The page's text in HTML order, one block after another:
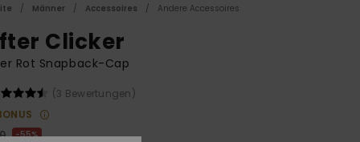
Männer Accessoires Andere Accessoires
Clicker
Rot Snapback-Cap
(3 Bewertungen)
55%